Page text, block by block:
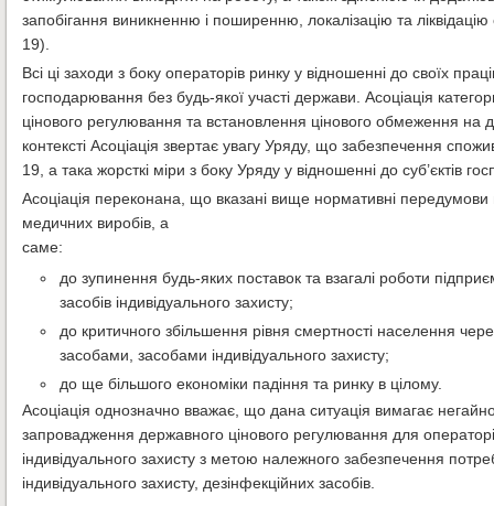
запобігання виникненню і поширенню, локалізацію та
19).
Всі ці заходи з боку операторів ринку у відношенні до своїх
господарювання без будь-якої участі держави. Асоціація
цінового регулювання та встановлення цінового обмеження на
контексті Асоціація звертає увагу Уряду, що забезпечення
19, а така жорсткі міри з боку Уряду у відношенні до
Асоціація переконана, що вказані вище нормативні передумови
медичних виробів, а
саме:
до зупинення будь-яких поставок та взагалі роботи
засобів індивідуального захисту;
до критичного збільшення рівня смертності населення
засобами, засобами індивідуального захисту;
до ще більшого економіки падіння та ринку в цілому.
Асоціація однозначно вважає, що дана ситуація вимагає
запровадження державного цінового регулювання для
індивідуального захисту з метою належного забезпечення
індивідуального захисту, дезінфекційних засобів.